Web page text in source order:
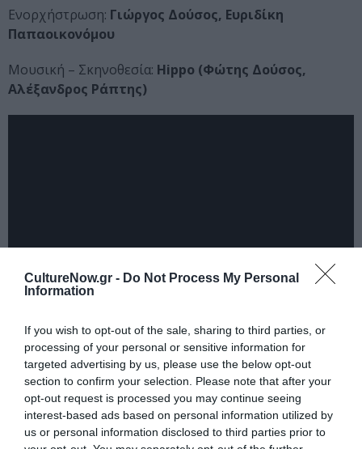
CultureNow.gr - Do Not Process My Personal
Information
If you wish to opt-out of the sale, sharing to third parties, or
processing of your personal or sensitive information for
targeted advertising by us, please use the below opt-out
section to confirm your selection. Please note that after your
opt-out request is processed you may continue seeing
interest-based ads based on personal information utilized by
us or personal information disclosed to third parties prior to
Ενορχήστρωση: Γιώργος Δούσος, Ευριδίκη
Παπαοικονόμου
Μουσική – Σκηνοθεσία: Ηippo (Φώτης Δούσος,
Αλέξανδρος Ράπτης)
Ταυτότητα
Τοποθεσία: Studio VIS MOTRIX, Έδισσoν 4
Ημερομηνία: 2, 9, 16, 23 & 30 Νοεμβρίου 2014